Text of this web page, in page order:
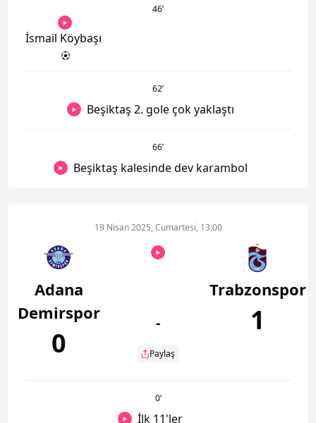
46’
İsmail Köybaşı
62’
Beşiktaş 2. gole çok yaklaştı
66’
Beşiktaş kalesinde dev karambol
Adana
Demirspor
0
19 Nisan 2025, Cumartesi, 13:00
-
Paylaş
Trabzonspor
1
0’
İlk 11'ler